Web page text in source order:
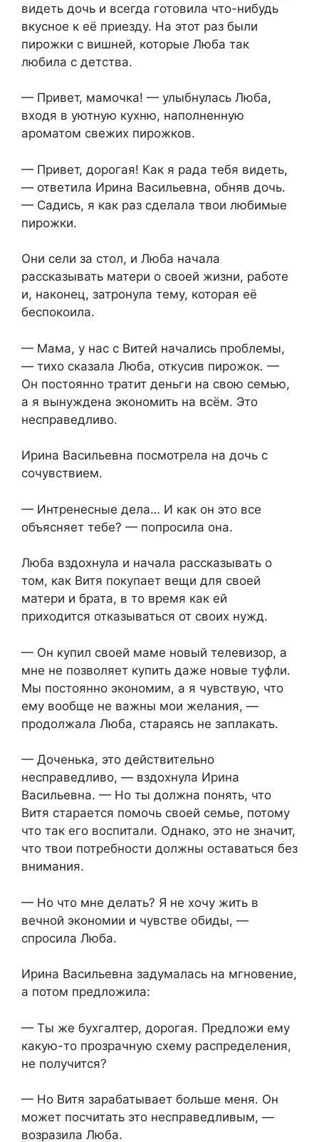
видеть дочь и всегда готовила что-нибудь
вкусное к её приезду. На этот раз были
пирожки с вишней, которые Люба так
любила с детства.
— Привет, мамочка! — улыбнулась Люба,
входя в уютную кухню, наполненную
ароматом свежих пирожков.
— Привет, дорогая! Как я рада тебя видеть,
— ответила Ирина Васильевна, обняв дочь.
— Садись, я как раз сделала твои любимые
пирожки.
Они сели за стол, и Люба начала
рассказывать матери о своей жизни, работе
и, наконец, затронула тему, которая её
беспокоила.
— Мама, у нас с Витей начались проблемы,
— тихо сказала Люба, откусив пирожок. —
Он постоянно тратит деньги на свою семью,
а я вынуждена экономить на всём. Это
несправедливо.
Ирина Васильевна посмотрела на дочь с
сочувствием.
— Интренесные дела… И как он это все
объясняет тебе? — попросила она.
Люба вздохнула и начала рассказывать о
том, как Витя покупает вещи для своей
матери и брата, в то время как ей
приходится отказываться от своих нужд.
— Он купил своей маме новый телевизор, а
мне не позволяет купить даже новые туфли.
Мы постоянно экономим, а я чувствую, что
ему вообще не важны мои желания, —
продолжала Люба, стараясь не заплакать.
— Доченька, это действительно
несправедливо, — вздохнула Ирина
Васильевна. — Но ты должна понять, что
Витя старается помочь своей семье, потому
что так его воспитали. Однако, это не значит,
что твои потребности должны оставаться без
внимания.
— Но что мне делать? Я не хочу жить в
вечной экономии и чувстве обиды, —
спросила Люба.
Ирина Васильевна задумалась на мгновение,
а потом предложила:
— Ты же бухгалтер, дорогая. Предложи ему
какую-то прозрачную схему распределения,
не получится?
— Но Витя зарабатывает больше меня. Он
может посчитать это несправедливым, —
возразила Люба.